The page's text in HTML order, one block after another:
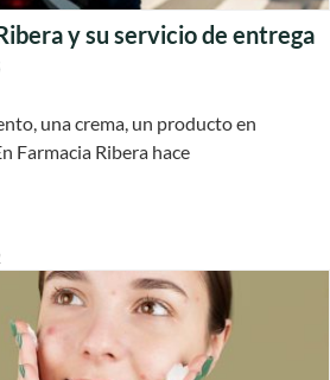
y su servicio de entrega
una crema, un producto en
Farmacia Ribera hace